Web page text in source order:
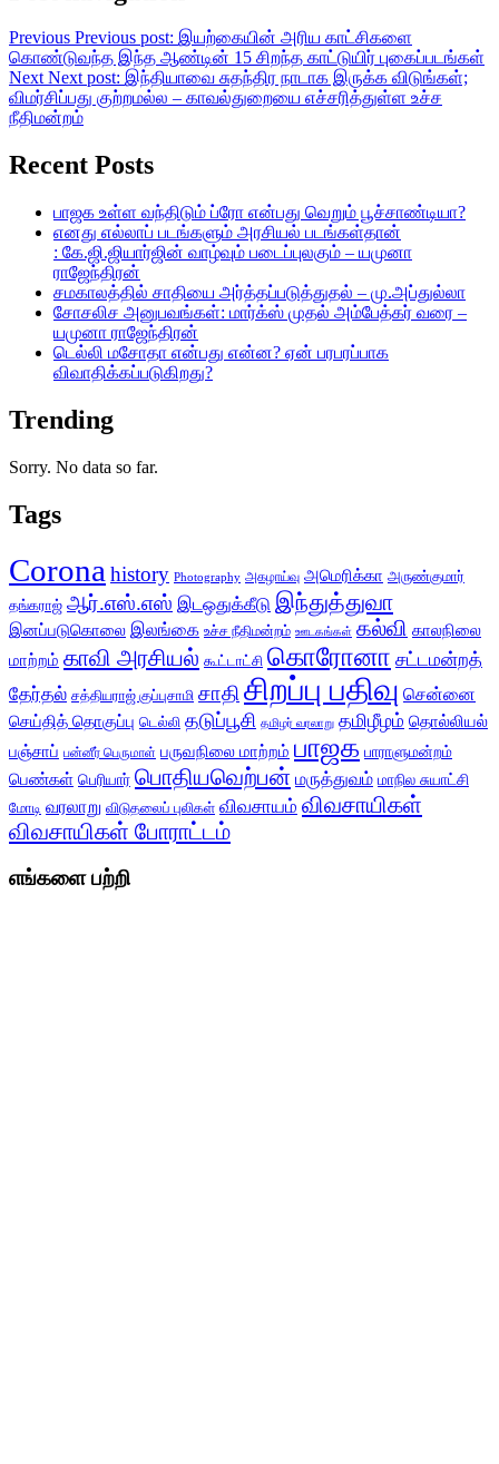
Previous Previous post: இயற்கையின் அரிய காட்சிகளை
கொண்டுவந்த இந்த ஆண்டின் 15 சிறந்த காட்டுயிர் புகைப்படங்கள்
Next Next post: இந்தியாவை சுதந்திர நாடாக இருக்க விடுங்கள்;
விமர்சிப்பது குற்றமல்ல – காவல்துறையை எச்சரித்துள்ள உச்ச
நீதிமன்றம்
Recent Posts
பாஜக உள்ள வந்திடும் ப்ரோ என்பது வெறும் பூச்சாண்டியா?
எனது எல்லாப் படங்களும் அரசியல் படங்கள்தான்
: கே.ஜி.ஜியார்ஜின் வாழ்வும் படைப்புலகும் – யமுனா
ராஜேந்திரன்
சமகாலத்தில் சாதியை அர்த்தப்படுத்துதல் – மு.அப்துல்லா
சோசலிச அனுபவங்கள்: மார்க்ஸ் முதல் அம்பேத்கர் வரை –
யமுனா ராஜேந்திரன்
டெல்லி மசோதா என்பது என்ன? ஏன் பரபரப்பாக
விவாதிக்கப்படுகிறது?
Trending
Sorry. No data so far.
Tags
Corona history Photography அகழாய்வு அமெரிக்கா அருண்குமார்
தங்கராஜ் ஆர்.எஸ்.எஸ் இடஒதுக்கீடு இந்துத்துவா
இனப்படுகொலை இலங்கை உச்ச நீதிமன்றம் ஊடகங்கள் கல்வி காலநிலை
மாற்றம் காவி அரசியல் கூட்டாட்சி கொரோனா சட்டமன்றத்
தேர்தல் சத்தியராஜ் குப்புசாமி சாதிசிறப்பு பதிவு சென்னை
செய்தித் தொகுப்பு டெல்லி தடுப்பூசி தமிழர் வரலாறு தமிழீழம் தொல்லியல்
பஞ்சாப் பன்னீர் பெருமாள் பருவநிலை மாற்றம் பாஜக பாராளுமன்றம்
பெண்கள் பெரியார் பொதியவெற்பன் மருத்துவம் மாநில சுயாட்சி
மோடி வரலாறு விடுதலைப் புலிகள் விவசாயம் விவசாயிகள்
விவசாயிகள் போராட்டம்
எங்களை பற்றி